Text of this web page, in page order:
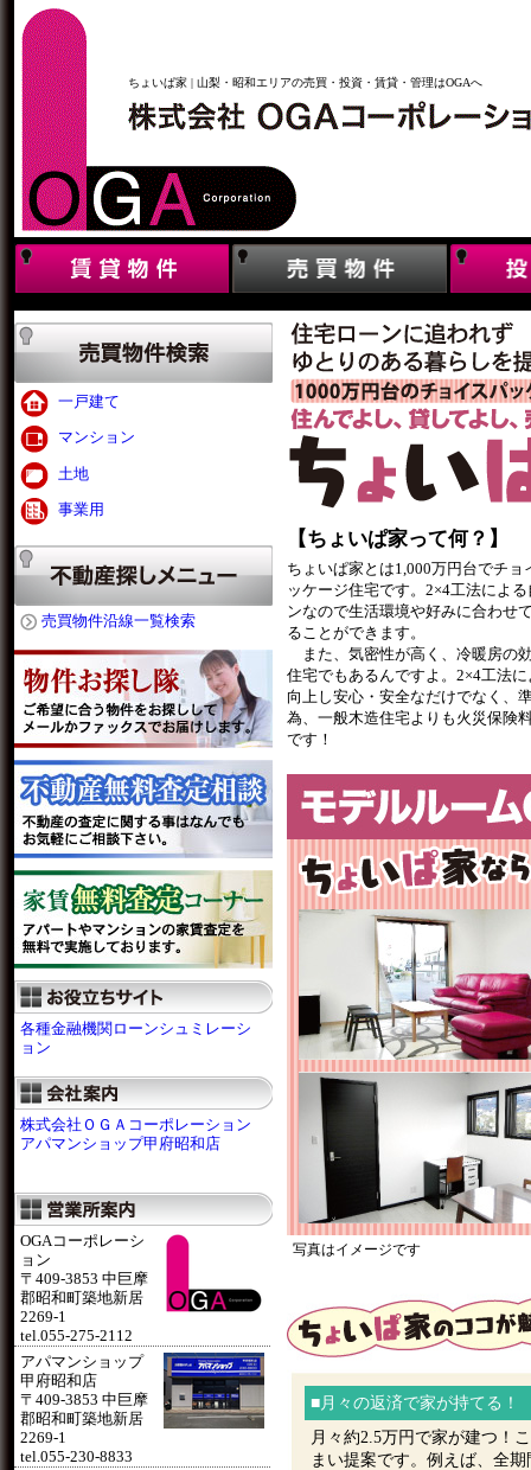
ちょいぱ家 | 山梨・昭和エリアの売買・投資・賃貸・管理はOGAへ
一戸建て
マンション
土地
事業用
売買物件沿線一覧検索
各種金融機関ローンシュミレーシ
ョン
株式会社ＯＧＡコーポレーション
アパマンショップ甲府昭和店
OGAコーポレーシ
ョン
〒409-3853 中巨摩
郡昭和町築地新居
2269-1
tel.055-275-2112
アパマンショップ
甲府昭和店
〒409-3853 中巨摩
郡昭和町築地新居
2269-1
tel.055-230-8833
【ちょいぱ家って何？】
ちょいぱ家とは1,000万円台でチョ
ッケージ住宅です。2×4工法によ
ンなので生活環境や好みに合わせ
ることができます。
また、気密性が高く、冷暖房の
住宅でもあるんですよ。2×4工法
向上し安心・安全なだけでなく、
為、一般木造住宅よりも火災保険
です！
写真はイメージです
■月々の返済で家が持てる！
月々約2.5万円で家が建つ！
まい提案です。例えば、全